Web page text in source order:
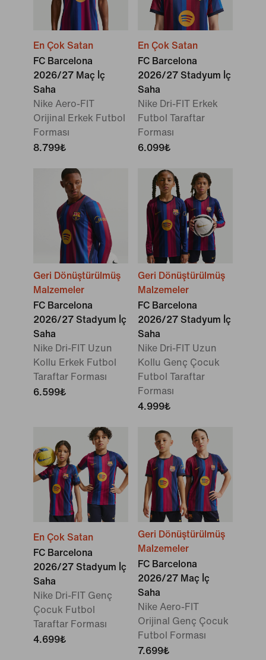
En Çok Satan
FC Barcelona
2026/27 Maç İç
Saha
Nike Aero-FIT
Orijinal Erkek Futbol
Forması
8.799₺
En Çok Satan
FC Barcelona
2026/27 Stadyum İç
Saha
Nike Dri-FIT Erkek
Futbol Taraftar
Forması
6.099₺
Geri Dönüştürülmüş
Malzemeler
FC Barcelona
2026/27 Stadyum İç
Saha
Nike Dri-FIT Uzun
Kollu Erkek Futbol
Taraftar Forması
6.599₺
Geri Dönüştürülmüş
Malzemeler
FC Barcelona
2026/27 Stadyum İç
Saha
Nike Dri-FIT Uzun
Kollu Genç Çocuk
Futbol Taraftar
Forması
4.999₺
En Çok Satan
FC Barcelona
2026/27 Stadyum İç
Saha
Nike Dri-FIT Genç
Çocuk Futbol
Taraftar Forması
4.699₺
Geri Dönüştürülmüş
Malzemeler
FC Barcelona
2026/27 Maç İç
Saha
Nike Aero-FIT
Orijinal Genç Çocuk
Futbol Forması
7.699₺